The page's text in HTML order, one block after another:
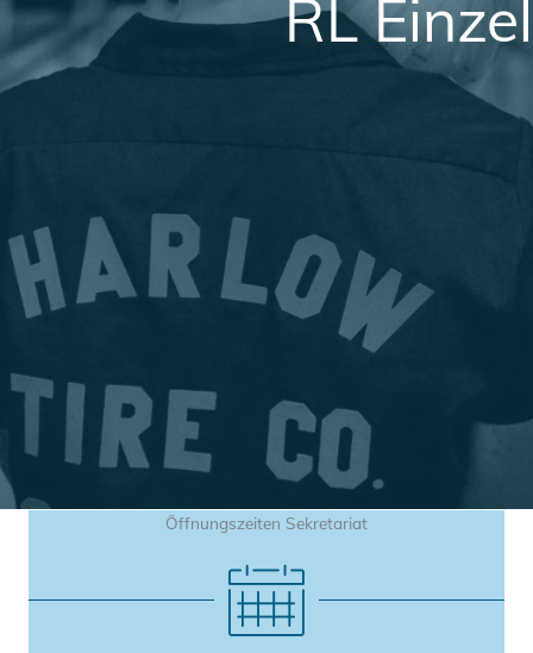
RL Einzel
Öffnungszeiten Sekretariat